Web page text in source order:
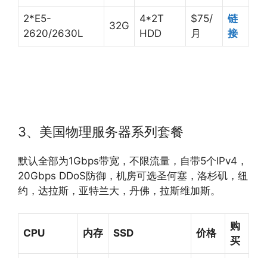
2*E5-
2620/2630L
32G
4*2T
HDD
$75/
月
链
接
3、美国物理服务器系列套餐
默认全部为1Gbps带宽，不限流量，自带5个IPv4，
20Gbps DDoS防御，机房可选圣何塞，洛杉矶，纽
约，达拉斯，亚特兰大，丹佛，拉斯维加斯。
CPU 内存 SSD 价格
购
买